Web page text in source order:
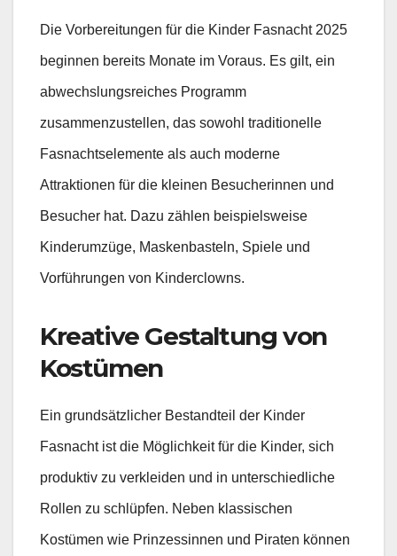
Die Vorbereitungen für die Kinder Fasnacht 2025
beginnen bereits Monate im Voraus. Es gilt, ein
abwechslungsreiches Programm
zusammenzustellen, das sowohl traditionelle
Fasnachtselemente als auch moderne
Attraktionen für die kleinen Besucherinnen und
Besucher hat. Dazu zählen beispielsweise
Kinderumzüge, Maskenbasteln, Spiele und
Vorführungen von Kinderclowns.
Kreative Gestaltung von
Kostümen
Ein grundsätzlicher Bestandteil der Kinder
Fasnacht ist die Möglichkeit für die Kinder, sich
produktiv zu verkleiden und in unterschiedliche
Rollen zu schlüpfen. Neben klassischen
Kostümen wie Prinzessinnen und Piraten können